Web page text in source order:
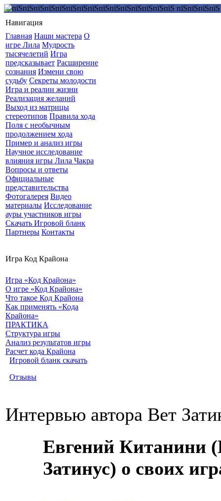
Навигация
Главная Наши мастера О
игре Лила Мудрость
тысячелетий Игра
предсказывает Расширение
сознания Измени свою
судьбу Секреты молодости
Игра и реалии жизни
Реализация желаний
Выход из матрицы
стереотипов Правила хода
Поля с необычным
продолжением хода
Пример и анализ игры
Научное исследование
влияния игры Лила Чакра
Вопросы и ответы
Официальные
представительства
Фотогалерея Видео
материалы Исследование
ауры участников игры
Скачать Игровой бланк
Партнеры Контакты
Игра Код Крайона
Игра «Код Крайона»
О игре «Код Крайона»
Что такое Код Крайона
Как применять «Кода
Крайона»
ПРАКТИКА
Структура игры
Анализ результатов игры
Расчет кода Крайона
Игровой бланк скачать
Отзывы
Интервью автора Вет
Евгений Китанини
Затинус) о своих